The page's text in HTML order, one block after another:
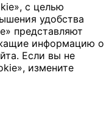
с целью
удобства
представляют
информацию о
Если вы не
измените